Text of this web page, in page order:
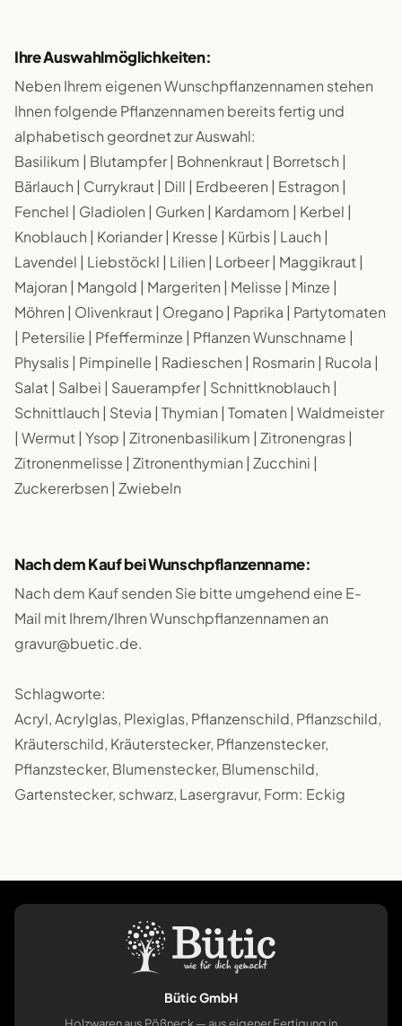
Ihre Auswahlmöglichkeiten:
Neben Ihrem eigenen Wunschpflanzennamen stehen
Ihnen folgende Pflanzennamen bereits fertig und
alphabetisch geordnet zur Auswahl:
Basilikum | Blutampfer | Bohnenkraut | Borretsch |
Bärlauch | Currykraut | Dill | Erdbeeren | Estragon |
Fenchel | Gladiolen | Gurken | Kardamom | Kerbel |
Knoblauch | Koriander | Kresse | Kürbis | Lauch |
Lavendel | Liebstöckl | Lilien | Lorbeer | Maggikraut |
Majoran | Mangold | Margeriten | Melisse | Minze |
Möhren | Olivenkraut | Oregano | Paprika | Partytomaten
| Petersilie | Pfefferminze | Pflanzen Wunschname |
Physalis | Pimpinelle | Radieschen | Rosmarin | Rucola |
Salat | Salbei | Sauerampfer | Schnittknoblauch |
Schnittlauch | Stevia | Thymian | Tomaten | Waldmeister
| Wermut | Ysop | Zitronenbasilikum | Zitronengras |
Zitronenmelisse | Zitronenthymian | Zucchini |
Zuckererbsen | Zwiebeln
Nach dem Kauf bei Wunschpflanzenname:
Nach dem Kauf senden Sie bitte umgehend eine E-
Mail mit Ihrem/Ihren Wunschpflanzennamen an
gravur@buetic.de.
Schlagworte:
Acryl, Acrylglas, Plexiglas, Pflanzenschild, Pflanzschild,
Kräuterschild, Kräuterstecker, Pflanzenstecker,
Pflanzstecker, Blumenstecker, Blumenschild,
Gartenstecker, schwarz, Lasergravur, Form: Eckig
Bütic GmbH